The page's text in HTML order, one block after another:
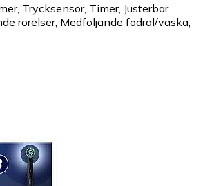
Trycksensor, Timer, Justerbar
rörelser, Medföljande fodral/väska,